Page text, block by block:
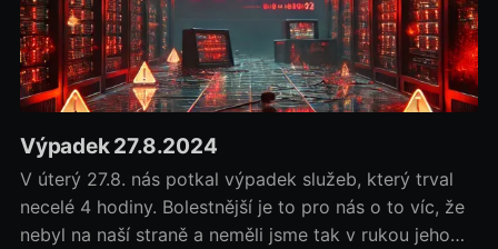
Výpadek 27.8.2024
V úterý 27.8. nás potkal výpadek služeb, který trval
necelé 4 hodiny. Bolestnější je to pro nás o to víc, že
nebyl na naší straně a neměli jsme tak v rukou jeho